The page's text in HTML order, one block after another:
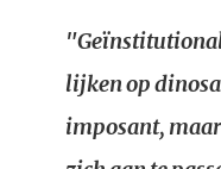
lijken op
imposant,